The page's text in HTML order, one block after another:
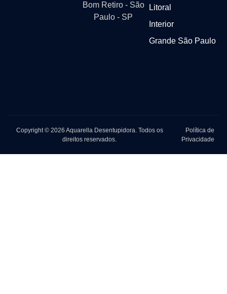
Bom Retiro - São
Paulo - SP
Litoral
Interior
Grande São Paulo
Copyright © 2026 Aquarella Desentupidora. Todos os
direitos reservados.
Política de
Privacidade